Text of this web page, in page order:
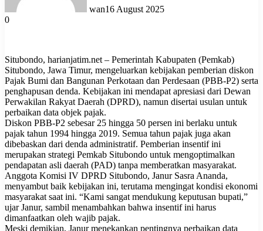
wan16 August 2025
0
Situbondo, harianjatim.net – Pemerintah Kabupaten (Pemkab)
Situbondo, Jawa Timur, mengeluarkan kebijakan pemberian diskon
Pajak Bumi dan Bangunan Perkotaan dan Perdesaan (PBB-P2) serta
penghapusan denda. Kebijakan ini mendapat apresiasi dari Dewan
Perwakilan Rakyat Daerah (DPRD), namun disertai usulan untuk
perbaikan data objek pajak.
​Diskon PBB-P2 sebesar 25 hingga 50 persen ini berlaku untuk
pajak tahun 1994 hingga 2019. Semua tahun pajak juga akan
dibebaskan dari denda administratif. Pemberian insentif ini
merupakan strategi Pemkab Situbondo untuk mengoptimalkan
pendapatan asli daerah (PAD) tanpa memberatkan masyarakat.
​Anggota Komisi IV DPRD Situbondo, Janur Sasra Ananda,
menyambut baik kebijakan ini, terutama mengingat kondisi ekonomi
masyarakat saat ini. “Kami sangat mendukung keputusan bupati,”
ujar Janur, sambil menambahkan bahwa insentif ini harus
dimanfaatkan oleh wajib pajak.
​Meski demikian, Janur menekankan pentingnya perbaikan data